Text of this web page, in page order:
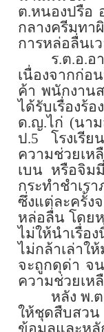
ต.หนองปรือ
กลางครีมท
การหล่อลื่นเ
ร.ต.อ.
เนื่องจากก่
ค้า พนักงาน
ได้รับเรื่อง
ด.ญ.ไก่ (นา
ป.5 โรงเรี
ความช่วยเห
เบน หรือจิม
กระทำชำเร
ซึ่งแต่ละครั้ง
หล่อลื่น โดย
ไม่ให้นำเรื่อ
ไม่กล้าเล่าใ
จะถูกดุด่า จ
ความช่วยเห
หลัง พ.
ให้ชุดสืบสว